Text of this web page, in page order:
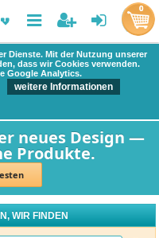
Dienste. Mit der Nutzung unserer
dass wir Cookies verwenden.
Google Analytics.
weitere Informationen
neues Design —
Produkte.
0
WIR FINDEN